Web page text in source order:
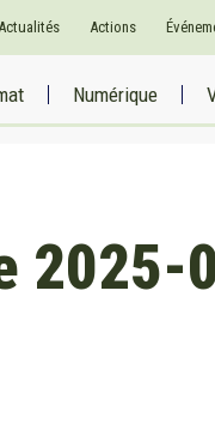
Actions
Numérique